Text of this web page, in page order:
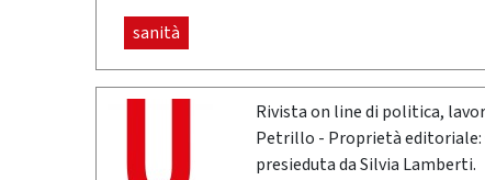
sanità
Rivista on line di politica,
Petrillo - Proprietà editoriale:
presieduta da Silvia Lamberti.